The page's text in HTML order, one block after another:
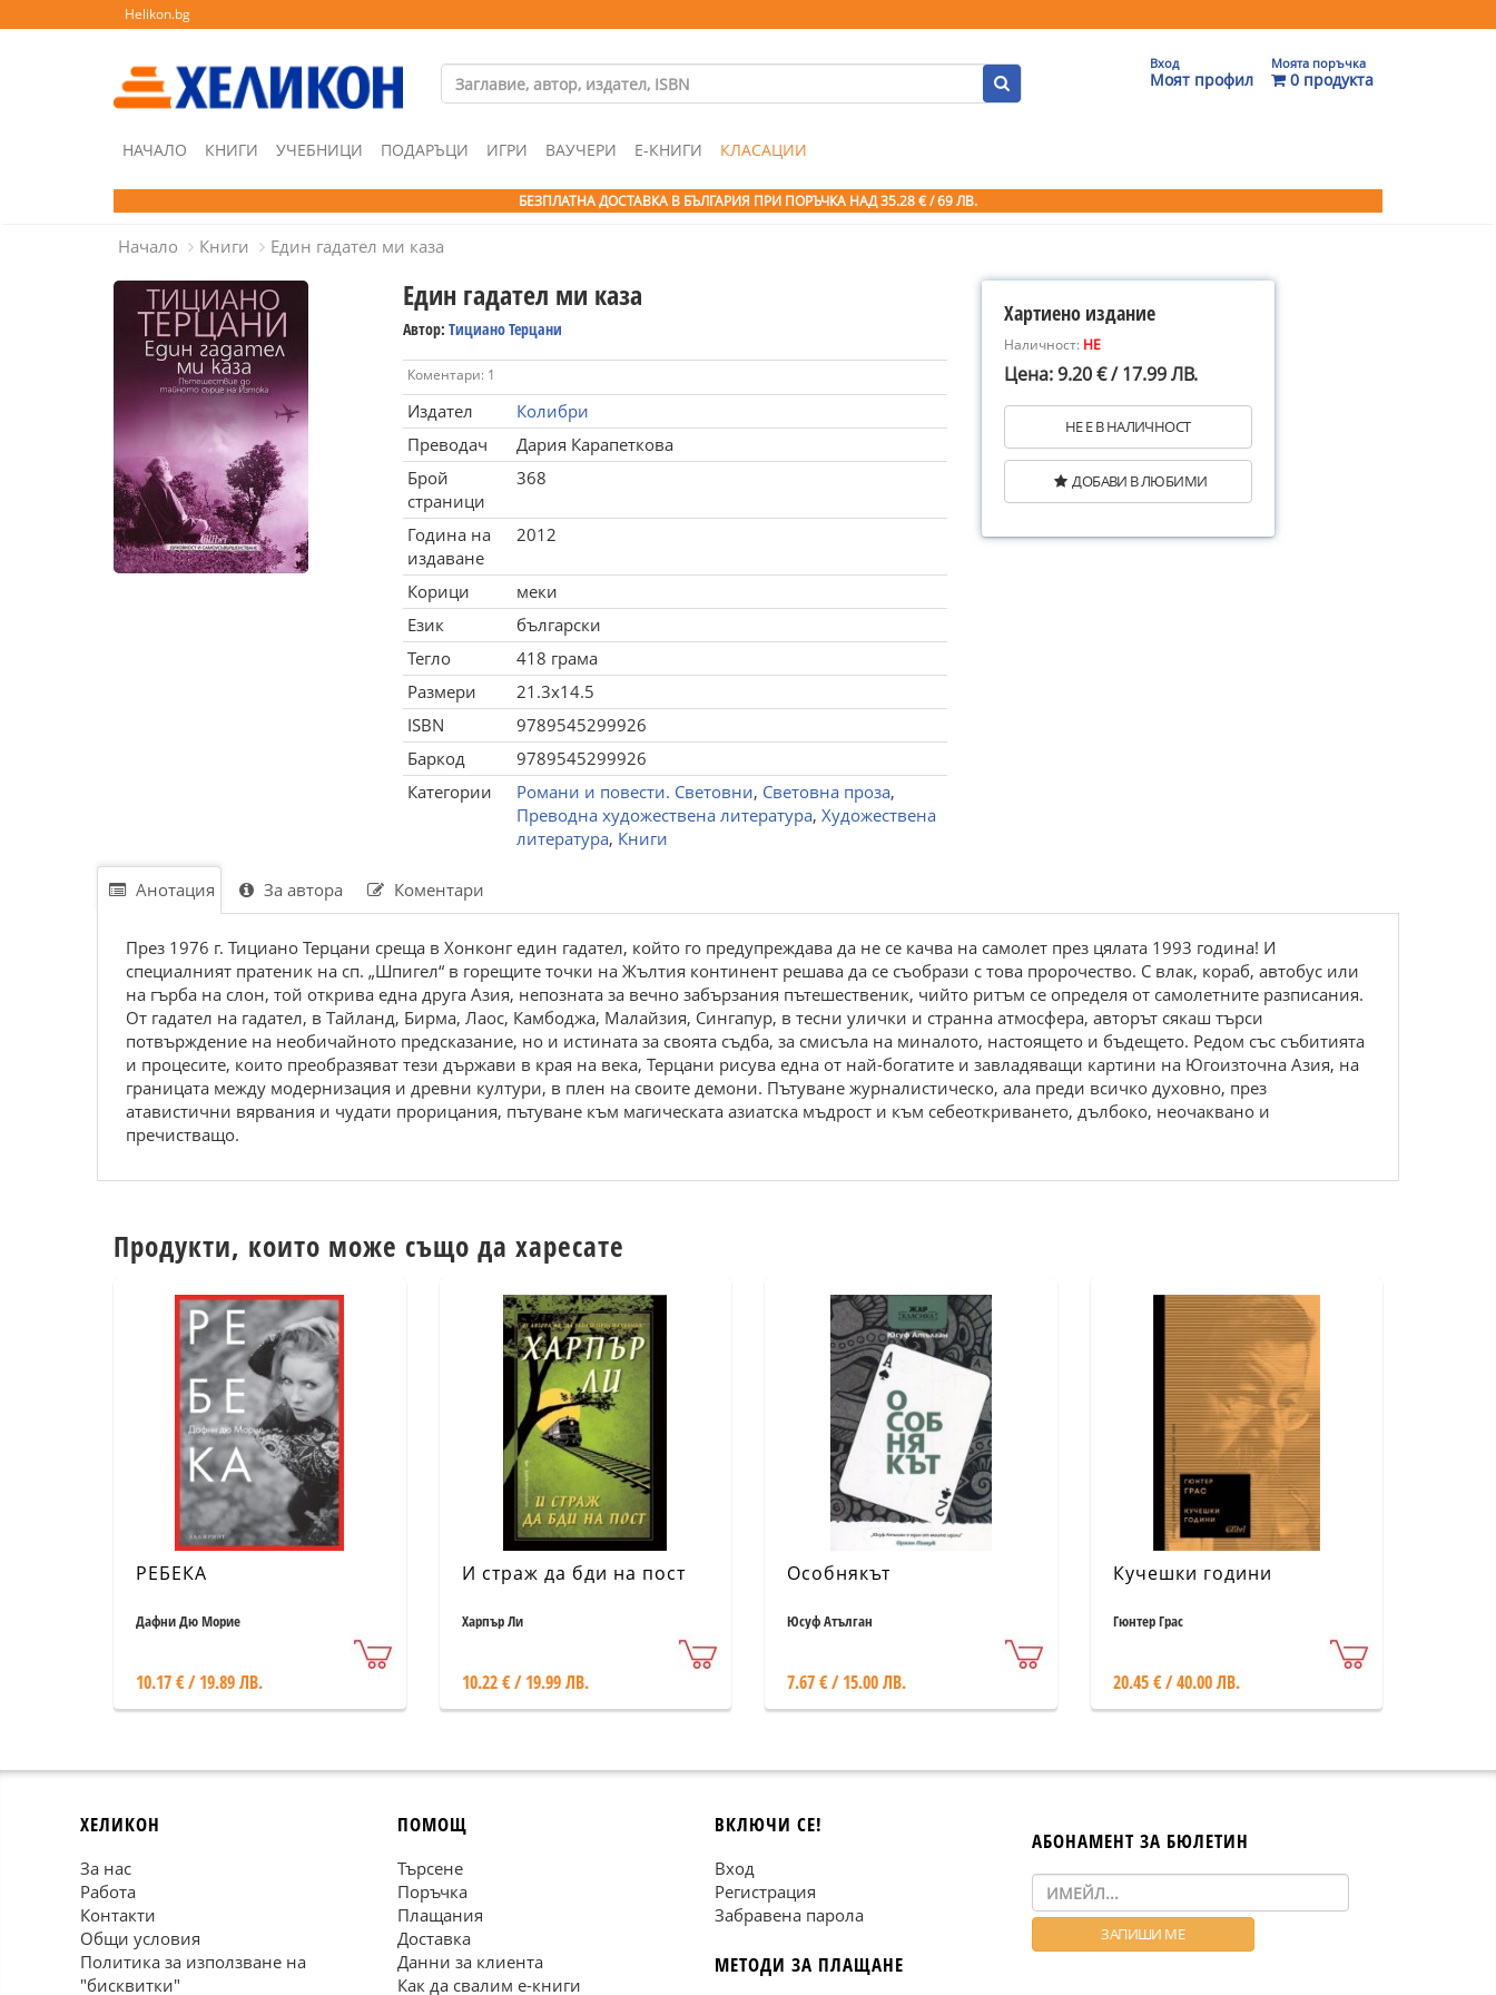
Helikon.bg
Вход
Моят профил
Моята поръчка
0 продукта
НАЧАЛО КНИГИ УЧЕБНИЦИ ПОДАРЪЦИ ИГРИ ВАУЧЕРИ Е-КНИГИ КЛАСАЦИИ
БЕЗПЛАТНА ДОСТАВКА В БЪЛГАРИЯ ПРИ ПОРЪЧКА НАД 35.28 € / 69 ЛВ.
Начало Книги Един гадател ми каза
Един гадател ми каза
Автор: Тициано Терцани
Коментари: 1
Издател
Колибри
Преводач
Дария Карапеткова
Брой
страници
368
Година на
издаване
2012
Корици
меки
Език
български
Тегло
418 грама
Размери
21.3x14.5
ISBN
9789545299926
Баркод
9789545299926
Категории
Романи и повести. Световни, Световна проза,
Преводна художествена литература, Художествена
литература, Книги
Хартиено издание
Наличност: НЕ
Цена: 9.20 € / 17.99 ЛВ.
НЕ Е В НАЛИЧНОСТ
ДОБАВИ В ЛЮБИМИ
Анотация За автора Коментари
През 1976 г. Тициано Терцани среща в Хонконг един гадател, който го предупреждава да не се качва на самолет през цялата 1993 година! И
специалният пратеник на сп. „Шпигел“ в горещите точки на Жълтия континент решава да се съобрази с това пророчество. С влак, кораб, автобус или
на гърба на слон, той открива една друга Азия, непозната за вечно забързания пътешественик, чийто ритъм се определя от самолетните разписания.
От гадател на гадател, в Тайланд, Бирма, Лаос, Камбоджа, Малайзия, Сингапур, в тесни улички и странна атмосфера, авторът сякаш търси
потвърждение на необичайното предсказание, но и истината за своята съдба, за смисъла на миналото, настоящето и бъдещето. Редом със събитията
и процесите, които преобразяват тези държави в края на века, Терцани рисува една от най-богатите и завладяващи картини на Югоизточна Азия, на
границата между модернизация и древни култури, в плен на своите демони. Пътуване журналистическо, ала преди всичко духовно, през
атавистични вярвания и чудати прорицания, пътуване към магическата азиатска мъдрост и към себеоткриването, дълбоко, неочаквано и
пречистващо.
Продукти, които може също да харесате
РЕБЕКА
Дафни Дю Морие
10.17 € / 19.89 ЛВ.
И страж да бди на пост
Харпър Ли
10.22 € / 19.99 ЛВ.
Особнякът
Юсуф Атълган
7.67 € / 15.00 ЛВ.
Кучешки години
Гюнтер Грас
20.45 € / 40.00 ЛВ.
ХЕЛИКОН
За нас
Работа
Контакти
Общи условия
Политика за използване на
"бисквитки"
ПОМОЩ
Търсене
Поръчка
Плащания
Доставка
Данни за клиента
Как да свалим е-книги
ВКЛЮЧИ СЕ!
Вход
Регистрация
Забравена парола
МЕТОДИ ЗА ПЛАЩАНЕ
АБОНАМЕНТ ЗА БЮЛЕТИН